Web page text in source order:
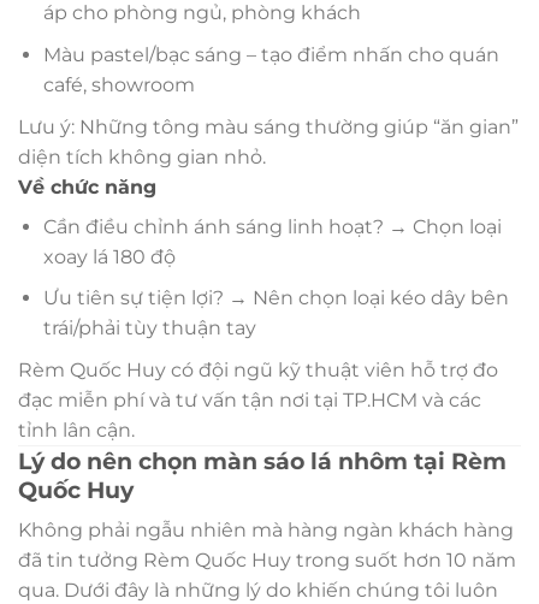
áp cho phòng ngủ, phòng khách
Màu pastel/bạc sáng – tạo điểm nhấn cho quán
café, showroom
Lưu ý: Những tông màu sáng thường giúp “ăn gian”
diện tích không gian nhỏ.
Về chức năng
Cần điều chỉnh ánh sáng linh hoạt? → Chọn loại
xoay lá 180 độ
Ưu tiên sự tiện lợi? → Nên chọn loại kéo dây bên
trái/phải tùy thuận tay
Rèm Quốc Huy có đội ngũ kỹ thuật viên hỗ trợ đo
đạc miễn phí và tư vấn tận nơi tại TP.HCM và các
tỉnh lân cận.
Lý do nên chọn màn sáo lá nhôm tại Rèm
Quốc Huy
Không phải ngẫu nhiên mà hàng ngàn khách hàng
đã tin tưởng Rèm Quốc Huy trong suốt hơn 10 năm
qua. Dưới đây là những lý do khiến chúng tôi luôn